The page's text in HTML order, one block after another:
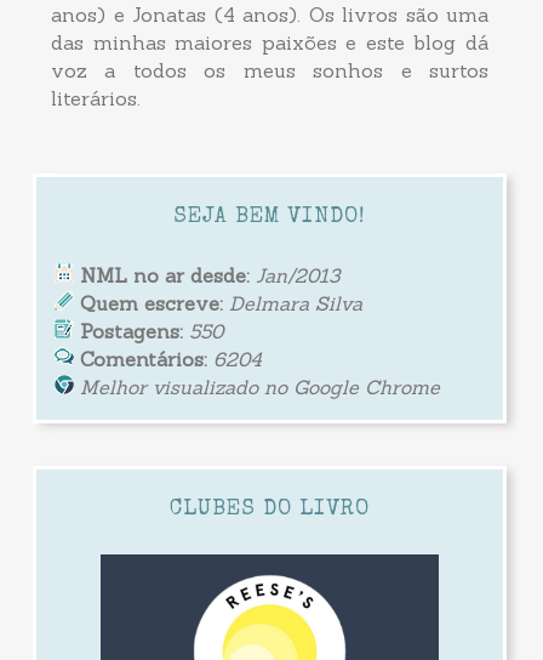
anos) e Jonatas (4 anos). Os livros são uma
das minhas maiores paixões e este blog dá
voz a todos os meus sonhos e surtos
literários.
SEJA BEM VINDO!
NML no ar desde: Jan/2013
Quem escreve: Delmara Silva
Postagens: 550
Comentários: 6204
Melhor visualizado no Google Chrome
CLUBES DO LIVRO